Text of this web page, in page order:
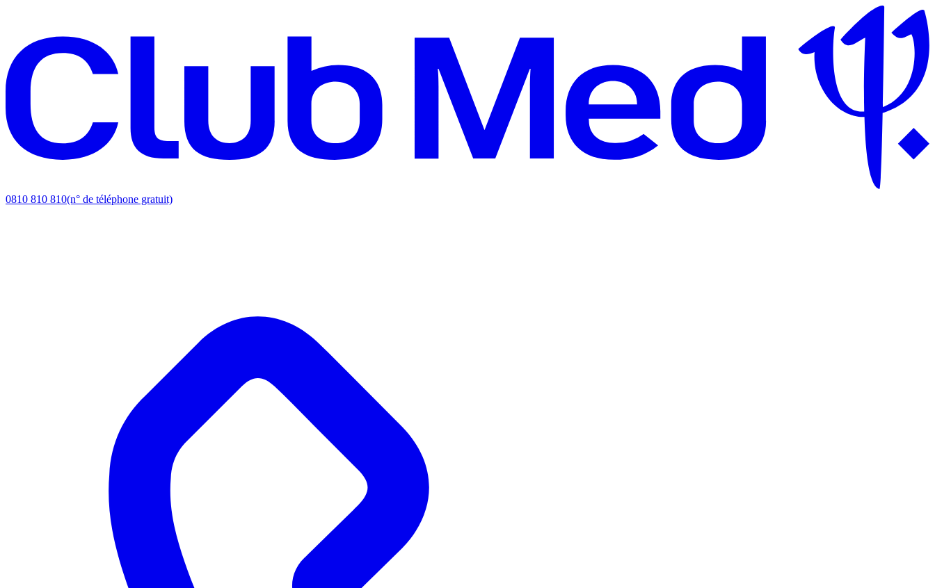
0810 810 810(n° de téléphone gratuit)